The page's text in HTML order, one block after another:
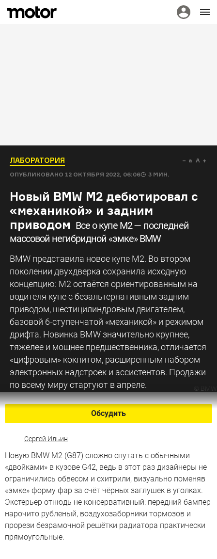
ЛАБОРАТОРИЯ
ОПУБЛИКОВАНО 12 ОКТЯБРЯ 2022, 06:06 3 МИН.
a A
Новый BMW M2 дебютировал с
«механикой» и задним
приводом Все о купе M2 — последней
массовой негибридной «эмке» BMW
BMW представила новое купе M2. Во втором
поколении двухдверка сохранила исходную
концепцию: M2 остаётся ориентированным на
водителя купе с безальтернативным задним
приводом, шестицилиндровым двигателем,
базовой 6-ступенчатой «механикой» и режимом
дрифта. Новинка BMW значительно крупнее,
тяжелее и мощнее предшественника, отличается
«цифровым» кокпитом, расширенным набором
электронных надстроек и ассистентов. Продажи
по всему миру стартуют в апреле.
©
Обсудить
Сергей Ильин
Новую BMW M2 (G87) сложно спутать с обычными
«двойками» в кузове G42, ведь в этот раз дизайнеры не
ограничились обвесом и схитрили, визуально поменяв
«эмке» форму фар за счёт чёрных заглушек в уголках.
Экстерьер отнюдь не консервативный: передний бампер
нарочито рубленый, воздухозаборники тормозов и
прорези безрамочной решётки радиатора практически
прямоугольные.